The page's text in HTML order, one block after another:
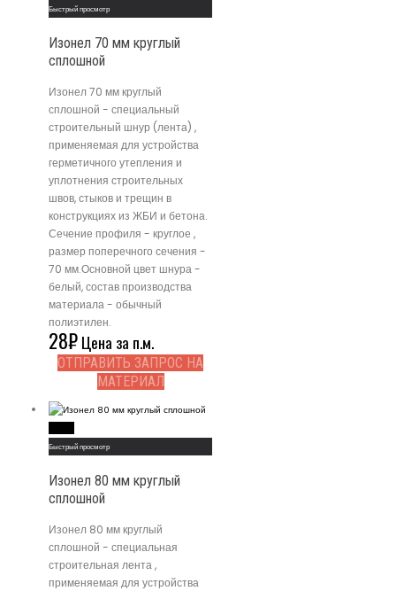
Быстрый просмотр
Изонел 70 мм круглый
сплошной
Изонел 70 мм круглый
сплошной - специальный
строительный шнур (лента) ,
применяемая для устройства
герметичного утепления и
уплотнения строительных
швов, стыков и трещин в
конструкциях из ЖБИ и бетона.
Сечение профиля - круглое ,
размер поперечного сечения -
70 мм.Основной цвет шнура -
белый, состав производства
материала - обычный
полиэтилен.
28₽Цена за п.м.
ОТПРАВИТЬ ЗАПРОС НА
МАТЕРИАЛ
Быстрый просмотр
Изонел 80 мм круглый
сплошной
Изонел 80 мм круглый
сплошной - специальная
строительная лента ,
применяемая для устройства